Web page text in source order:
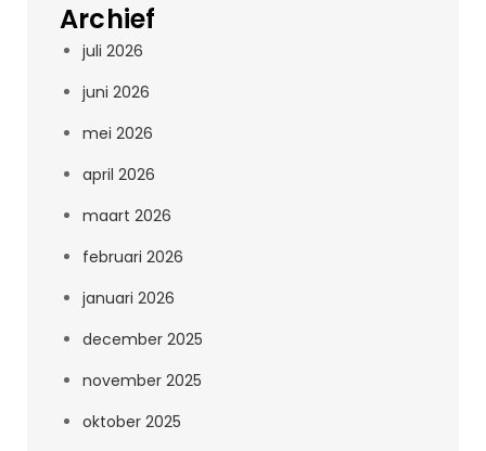
Archief
juli 2026
juni 2026
mei 2026
april 2026
maart 2026
februari 2026
januari 2026
december 2025
november 2025
oktober 2025